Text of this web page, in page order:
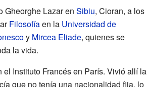
Gheorghe Lazar en Sibiu, Cioran, a los
Filosofíaen la Universidad de
y Mircea Eliade, quienes se
la vida.
Instituto Francés en París. Vivió allí la
que no tenía una nacionalidad fija, lo